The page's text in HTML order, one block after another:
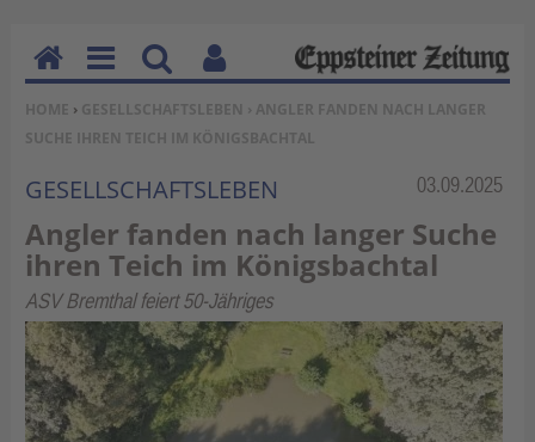
SIE BEFINDEN SICH HIER:
HOME › GESELLSCHAFTSLEBEN › ANGLER FANDEN NACH LANGER
SUCHE IHREN TEICH IM KÖNIGSBACHTAL
Rubrik:
GESELLSCHAFTSLEBEN 03.09.2025
Angler fanden nach langer Suche
ihren Teich im Königsbachtal
ASV Bremthal feiert 50-Jähriges
H
o
m
e
M
en
u
Su
ch
en
Be
nu
tz
erf
un
kti
on
en